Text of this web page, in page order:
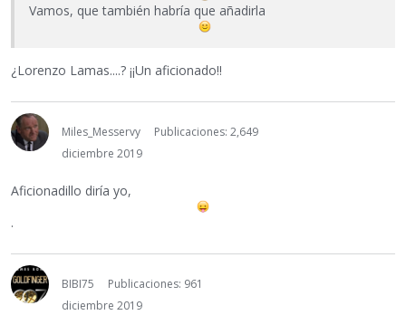
Vamos, que también habría que añadirla
¿Lorenzo Lamas....? ¡¡Un aficionado!!
Miles_Messervy
Publicaciones: 2,649
diciembre 2019
Aficionadillo diría yo,
.
BIBI75
Publicaciones: 961
diciembre 2019